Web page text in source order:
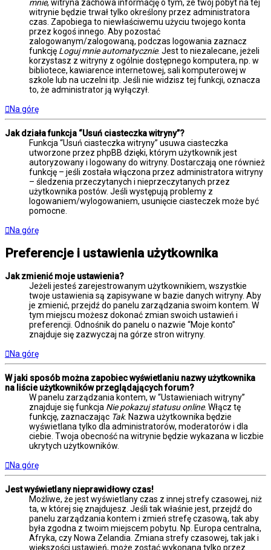
mnie, witryna zachowa informację o tym, że twój pobyt na tej
witrynie będzie trwał tylko określony przez administratora
czas. Zapobiega to niewłaściwemu użyciu twojego konta
przez kogoś innego. Aby pozostać
zalogowanym/zalogowaną, podczas logowania zaznacz
funkcję Loguj mnie automatycznie. Jest to niezalecane, jeżeli
korzystasz z witryny z ogólnie dostępnego komputera, np. w
bibliotece, kawiarence internetowej, sali komputerowej w
szkole lub na uczelni itp. Jeśli nie widzisz tej funkcji, oznacza
to, że administrator ją wyłączył.
Na górę
Jak działa funkcja “Usuń ciasteczka witryny”?
Funkcja “Usuń ciasteczka witryny” usuwa ciasteczka
utworzone przez phpBB dzięki, którym użytkownik jest
autoryzowany i logowany do witryny. Dostarczają one również
funkcję – jeśli została włączona przez administratora witryny
– śledzenia przeczytanych i nieprzeczytanych przez
użytkownika postów. Jeśli występują problemy z
logowaniem/wylogowaniem, usunięcie ciasteczek może być
pomocne.
Na górę
Preferencje i ustawienia użytkownika
Jak zmienić moje ustawienia?
Jeżeli jesteś zarejestrowanym użytkownikiem, wszystkie
twoje ustawienia są zapisywane w bazie danych witryny. Aby
je zmienić, przejdź do panelu zarządzania swoim kontem. W
tym miejscu możesz dokonać zmian swoich ustawień i
preferencji. Odnośnik do panelu o nazwie “Moje konto”
znajduje się zazwyczaj na górze stron witryny.
Na górę
W jaki sposób można zapobiec wyświetlaniu nazwy użytkownika
na liście użytkowników przeglądających forum?
W panelu zarządzania kontem, w “Ustawieniach witryny”
znajduje się funkcja Nie pokazuj statusu online. Włącz tę
funkcję, zaznaczając Tak. Nazwa użytkownika będzie
wyświetlana tylko dla administratorów, moderatorów i dla
ciebie. Twoja obecność na witrynie będzie wykazana w liczbie
ukrytych użytkowników.
Na górę
Jest wyświetlany nieprawidłowy czas!
Możliwe, że jest wyświetlany czas z innej strefy czasowej, niż
ta, w której się znajdujesz. Jeśli tak właśnie jest, przejdź do
panelu zarządzania kontem i zmień strefę czasową, tak aby
była zgodna z twoim miejscem pobytu. Np. Europa centralna,
Afryka, czy Nowa Zelandia. Zmiana strefy czasowej, tak jak i
większości ustawień, może zostać wykonana tylko przez